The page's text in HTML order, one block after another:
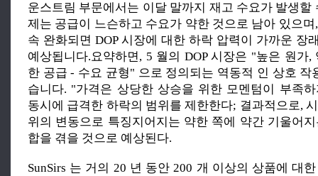
운스트림 부문에서는 이달 말까지 재고 수요가 발생할
제는 공급이 느슨하고 수요가 약한 것으로 남아 있으
속 완화되면 DOP 시장에 대한 하락 압력이 가까운 장
예상됩니다.요약하면, 5 월의 DOP 시장은 "높은 원가
한 공급 - 수요 균형" 으로 정의되는 역동적 인 상호 작
습니다. "가격은 상당한 상승을 위한 모멘텀이 부족
동시에 급격한 하락의 범위를 제한한다; 결과적으로,
위의 변동으로 특징지어지는 약한 쪽에 약간 기울어
합을 겪을 것으로 예상된다.
SunSirs 는 거의 20 년 동안 200 개 이상의 상품에 대